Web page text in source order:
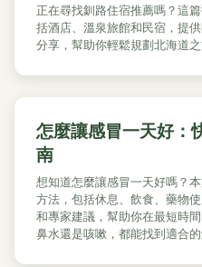
正在尋找釧路住宿推薦嗎？這
括酒店、溫泉旅館和民宿，提
分享，幫助你輕鬆規劃北海道之
怎麼讓感冒一天好：
南
想知道怎麼讓感冒一天好嗎？
方法，包括休息、飲食、藥物
和專家建議，幫助你在最短時
鼻水還是咳嗽，都能找到適合